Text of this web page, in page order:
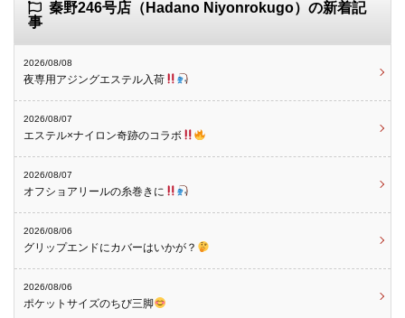
秦野246号店（Hadano Niyonrokugo）の新着記
事
2026/08/08
夜専用アジングエステル入荷
2026/08/07
エステル×ナイロン奇跡のコラボ
2026/08/07
オフショアリールの糸巻きに
2026/08/06
グリップエンドにカバーはいかが？
2026/08/06
ポケットサイズのちび三脚